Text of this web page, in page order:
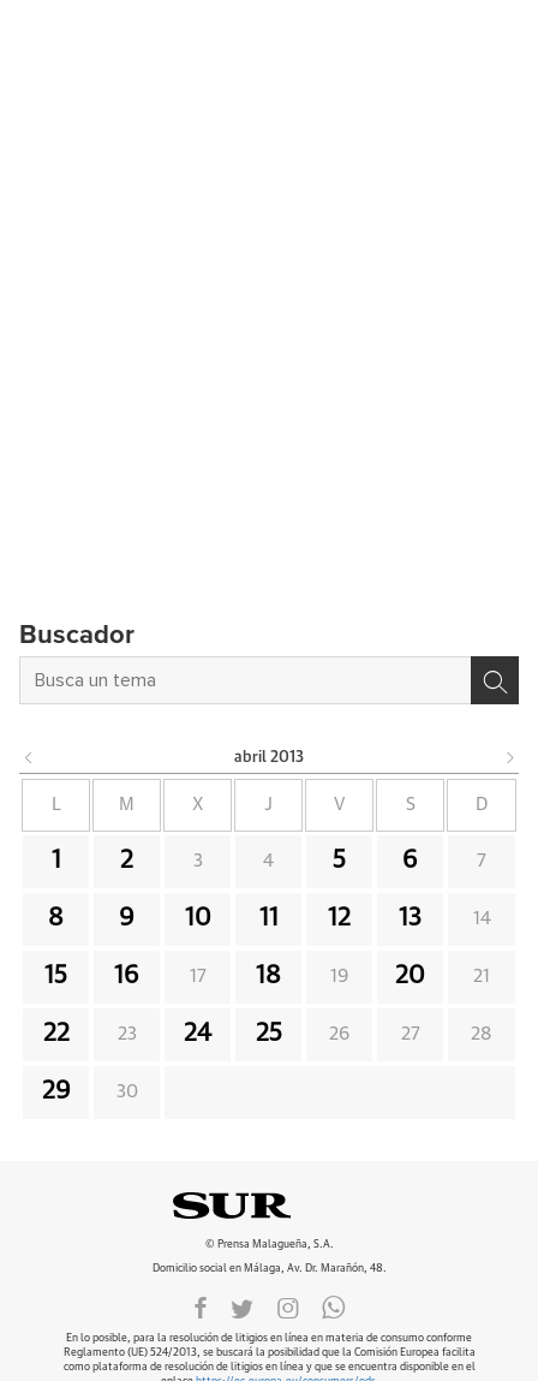
Buscador
abril 2013
L M X J V S D
1 2 3 4 5 6 7
8 9 10 11 12 13 14
15 16 17 18 19 20 21
22 23 24 25 26 27 28
29 30
© Prensa Malagueña, S.A.
Domicilio social en Málaga, Av. Dr. Marañón, 48.
En lo posible, para la resolución de litigios en línea en materia de consumo conforme
Reglamento (UE) 524/2013, se buscará la posibilidad que la Comisión Europea facilita
como plataforma de resolución de litigios en línea y que se encuentra disponible en el